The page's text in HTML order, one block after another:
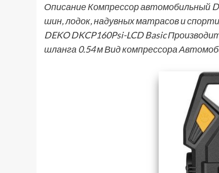
Описание Компрессор автомобильный
шин, лодок, надувных матрасов и
DEKO DKCP160Psi-LCD Basic
шланга 0.54 м Вид компрессора